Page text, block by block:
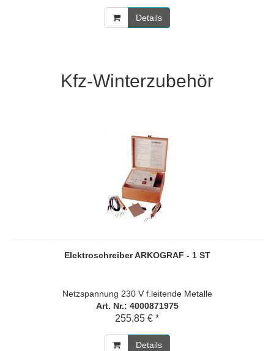
Details
Kfz-Winterzubehör
Elektroschreiber ARKOGRAF - 1 ST
Netzspannung 230 V f.leitende Metalle
Art. Nr.: 4000871975
255,85 € *
Details